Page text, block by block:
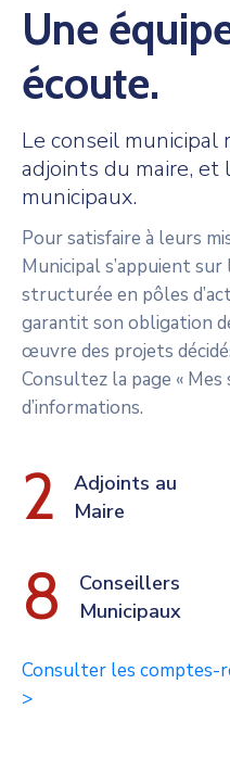
Une
écoute.
Le conseil municipal
adjoints du maire, et
municipaux.
Pour satisfaire à leurs
Municipal s’appuient
structurée en pôles
garantit son obligation
œuvre des projets
Consultez la page «
d’informations.
2
Adjoints au
Maire
8
Conseillers
Municipaux
Consulter les comptes-
>